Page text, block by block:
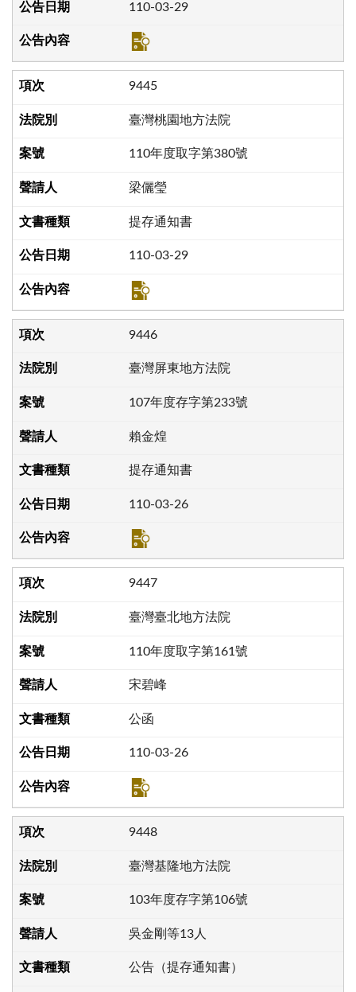
110-03-29
9445
臺灣桃園地方法院
110年度取字第380號
梁儷瑩
提存通知書
110-03-29
9446
臺灣屏東地方法院
107年度存字第233號
賴金煌
提存通知書
110-03-26
9447
臺灣臺北地方法院
110年度取字第161號
宋碧峰
公函
110-03-26
9448
臺灣基隆地方法院
103年度存字第106號
吳金剛等13人
公告（提存通知書）